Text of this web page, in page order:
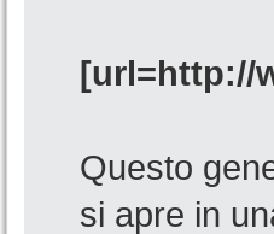
[url=http://
Questo
si apre in